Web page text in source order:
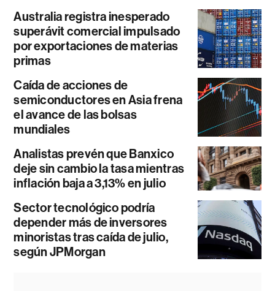
Australia registra inesperado
superávit comercial impulsado
por exportaciones de materias
primas
Caída de acciones de
semiconductores en Asia frena
el avance de las bolsas
mundiales
Analistas prevén que Banxico
deje sin cambio la tasa mientras
inflación baja a 3,13% en julio
Sector tecnológico podría
depender más de inversores
minoristas tras caída de julio,
según JPMorgan